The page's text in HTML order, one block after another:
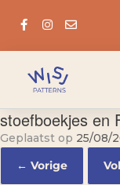
stoefboekjes en
Geplaatst op 25/08/
← Vorige